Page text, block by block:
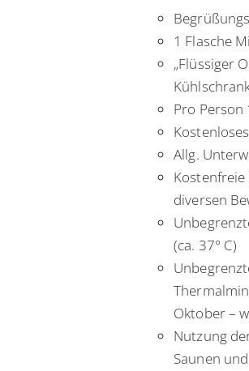
1 Flasche
„Flüssiger
Pro
Allg.
diversen
(ca. 37° C)
Oktober –
Nutzung
Saunen